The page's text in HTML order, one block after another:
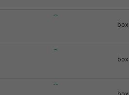
box
box
box